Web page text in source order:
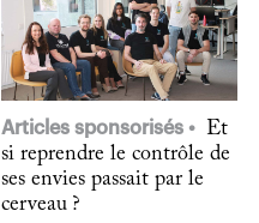
Articles sponsorisés
Et
si reprendre le contrôle de
ses envies passait par le
cerveau ?